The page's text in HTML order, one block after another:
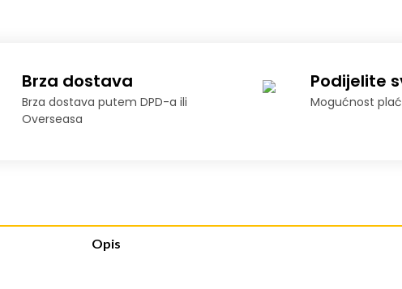
Brza dostava
Brza dostava putem DPD-a ili
Overseasa
Podijelite
Mogućnost
Opis